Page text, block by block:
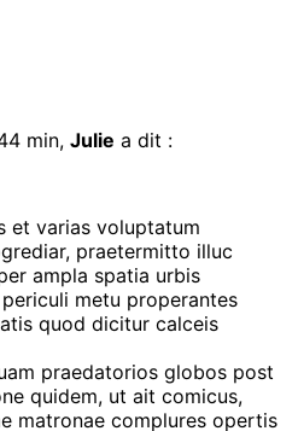
min, Julie a dit :
et varias voluptatum
praetermitto illuc
ampla spatia urbis
metu properantes
quod dicitur calceis
praedatorios globos post
quidem, ut ait comicus,
matronae complures opertis